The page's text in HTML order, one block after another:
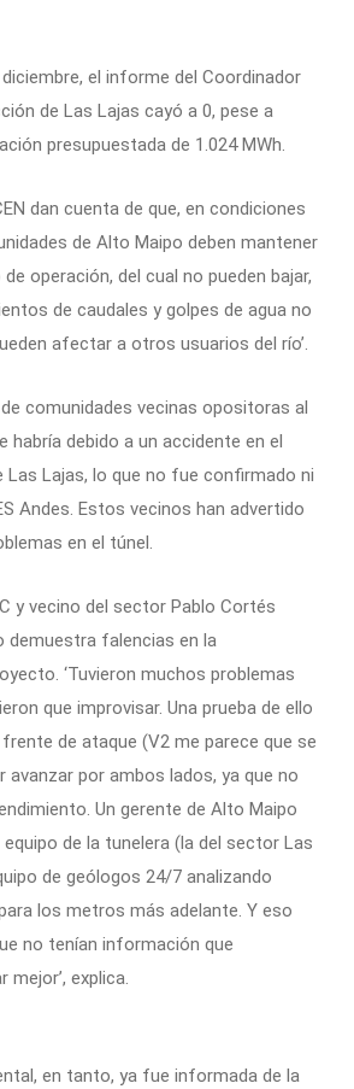
diciembre, el informe del Coordinador
de Las Lajas cayó a 0, pese a
presupuestada de 1.024 MWh.
dan cuenta de que, en condiciones
de Alto Maipo deben mantener
operación, del cual no pueden bajar,
de caudales y golpes de agua no
afectar a otros usuarios del río’.
comunidades vecinas opositoras al
habría debido a un accidente en el
Las Lajas, lo que no fue confirmado ni
Andes. Estos vecinos han advertido
en el túnel.
y vecino del sector Pablo Cortés
demuestra falencias en la
‘Tuvieron muchos problemas
que improvisar. Una prueba de ello
de ataque (V2 me parece que se
avanzar por ambos lados, ya que no
Un gerente de Alto Maipo
equipo de la tunelera (la del sector Las
de geólogos 24/7 analizando
los metros más adelante. Y eso
no tenían información que
mejor’, explica.
en tanto, ya fue informada de la